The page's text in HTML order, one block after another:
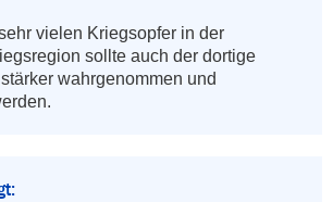
vielen Kriegsopfer in der
sollte auch der dortige
wahrgenommen und